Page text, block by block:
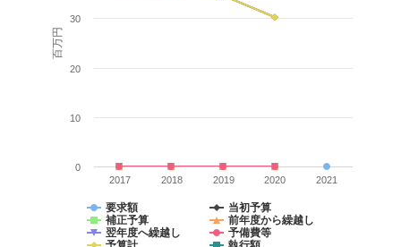
百万円
要求額
当初予算
補正予算
前年度から繰越し
翌年度へ繰越し
予備費等
2017 2018 2019 2020 2021
0
10
20
30